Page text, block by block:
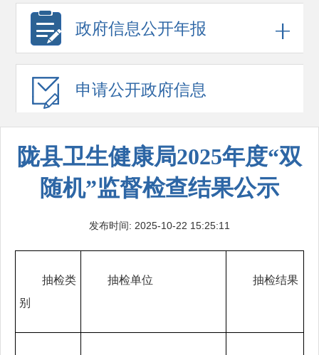
政府信息公开年报
申请公开政府信息
陇县卫生健康局2025年度“双
随机”监督检查结果公示
发布时间: 2025-10-22 15:25:11
抽检类
别
抽检单位 抽检结果